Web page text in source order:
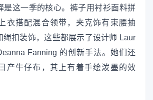
是这一季的核心。裤子用衬衫面料拼
衣搭配混合领带，夹克饰有束腰抽
绳扣装饰，这些都展示了设计师 La​​ur
Fanning 的创新手法。她们还
产牛仔布，其上有着手绘泼墨的效